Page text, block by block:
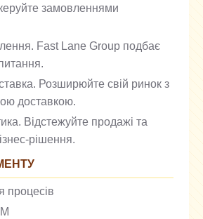
замовленнями
Fast Lane Group подбає
Розширюйте свій ринок з
доставкою.
Відстежуйте продажі та
рішення.
процесів